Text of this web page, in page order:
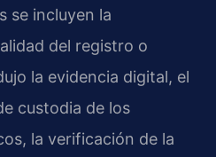
se incluyen la
del registro o
la evidencia digital, el
custodia de los
la verificación de la